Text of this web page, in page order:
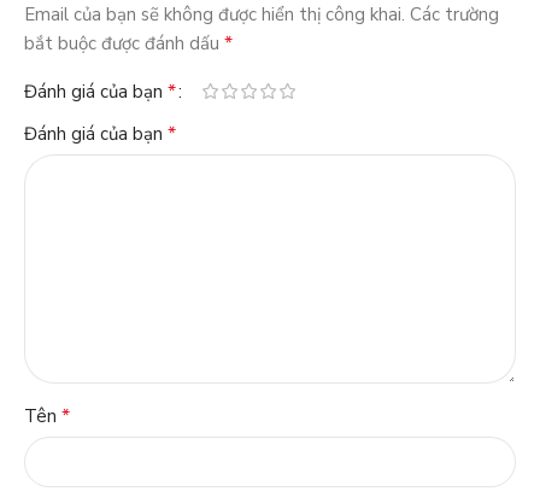
Email của bạn sẽ không được hiển thị công khai. Các trường
bắt buộc được đánh dấu *
Đánh giá của bạn *
Đánh giá của bạn *
Tên *